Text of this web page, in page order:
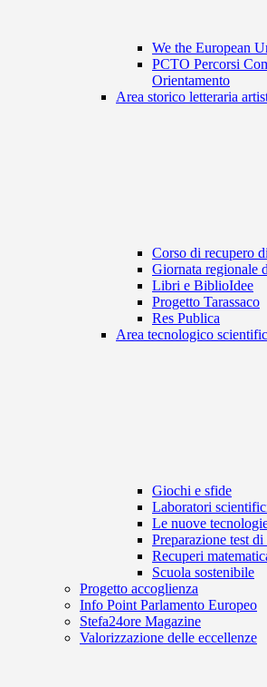
We the European
PCTO Percorsi
Orientamento
Area storico letteraria
Corso di recupero
Giornata regionale
Libri e BiblioIdee
Progetto Tarassaco
Res Publica
Area tecnologico
Giochi e sfide
Laboratori
Le nuove
Preparazione test
Recuperi
Scuola sostenibile
Progetto accoglienza
Info Point Parlamento Europeo
Stefa24ore Magazine
Valorizzazione delle eccellenze